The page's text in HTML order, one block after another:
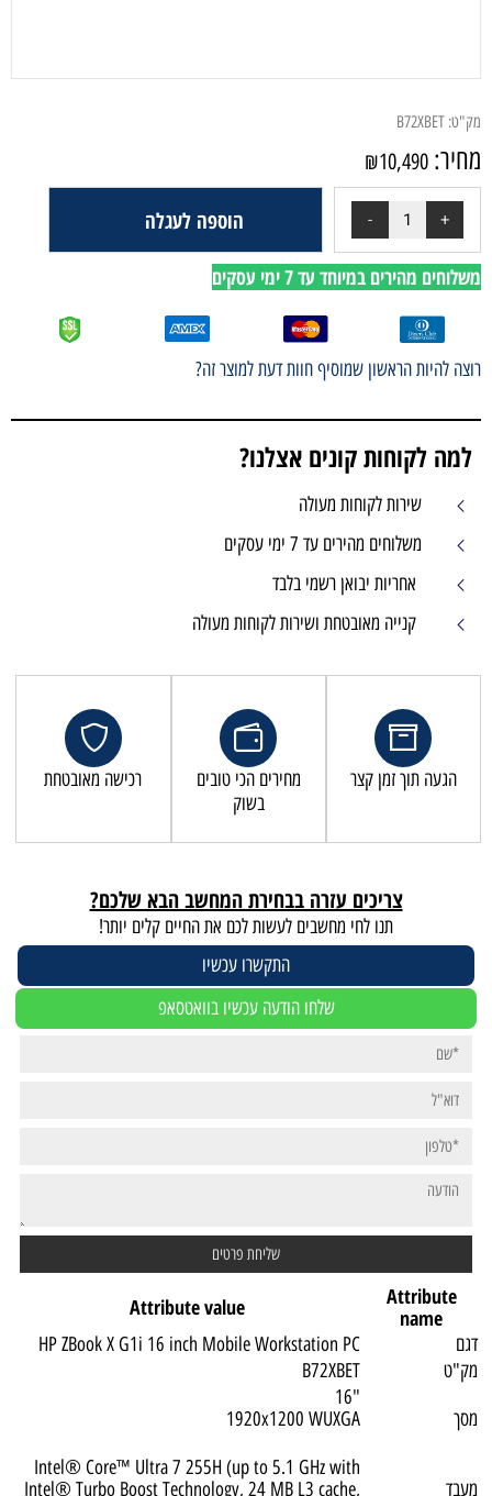
מק"ט: B72XBET
מחיר: ₪10,490
הוספה לעגלה
משלוחים מהירים במיוחד עד 7 ימי עסקים
רוצה להיות הראשון שמוסיף חוות דעת למוצר זה?
למה לקוחות קונים אצלנו?
שירות לקוחות מעולה
משלוחים מהירים עד 7 ימי עסקים
אחריות יבואן רשמי בלבד
קנייה מאובטחת ושירות לקוחות מעולה
הגעה תוך זמן קצר
מחירים הכי טובים
בשוק
רכישה מאובטחת
צריכים עזרה בבחירת המחשב הבא שלכם?
תנו לחי מחשבים לעשות לכם את החיים קלים יותר!
התקשרו עכשיו
שלחו הודעה עכשיו בוואטסאפ
Attribute
name
Attribute value
דגם
HP ZBook X G1i 16 inch Mobile Workstation PC
מק"ט
B72XBET
מסך
"16
1920x1200 WUXGA
מעבד
Intel® Core™ Ultra 7 255H (up to 5.1 GHz with
Intel® Turbo Boost Technology, 24 MB L3 cache,